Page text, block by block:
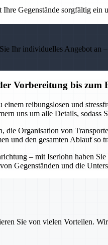
Gegenstände sorgfältig
Ihr individuelles Angebot an
Vorbereitung bis zum
reibungslosen und
uns um alle Details, sodass
die Organisation von
und den gesamten Ablauf
– mit Iserlohn haben
Gegenständen und die
Sie von vielen Vorteilen.